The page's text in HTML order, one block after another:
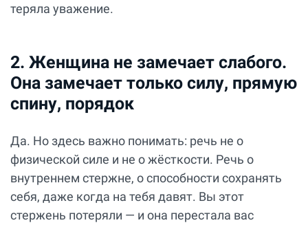
теряла уважение.
2. Женщина не замечает слабого.
Она замечает только силу, прямую
спину, порядок
Да. Но здесь важно понимать: речь не о
физической силе и не о жёсткости. Речь о
внутреннем стержне, о способности сохранять
себя, даже когда на тебя давят. Вы этот
стержень потеряли — и она перестала вас